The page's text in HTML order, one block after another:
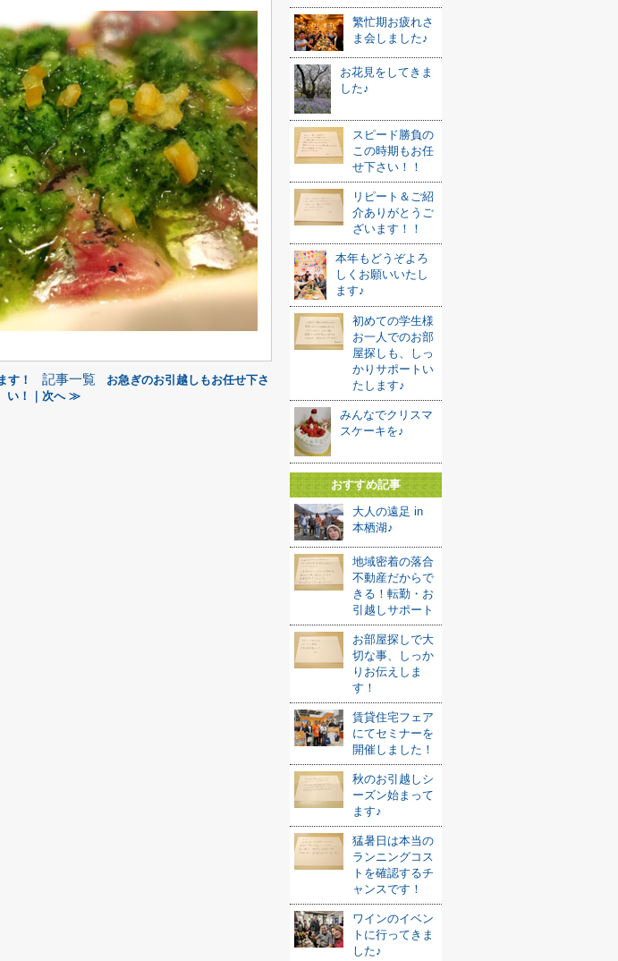
す！ 記事一覧
お急ぎのお引越しもお任せ下さ
い！｜次へ ≫
繁忙期お疲れさ
ま会しました♪
お花見をしてきま
した♪
スピード勝負の
この時期もお任
せ下さい！！
リピート＆ご紹
介ありがとうご
ざいます！！
本年もどうぞよろ
しくお願いいたし
ます♪
初めての学生様
お一人でのお部
屋探しも、しっ
かりサポートい
たします♪
みんなでクリスマ
スケーキを♪
おすすめ記事
大人の遠足 in
本栖湖♪
地域密着の落合
不動産だからで
きる！転勤・お
引越しサポート
お部屋探しで大
切な事、しっか
りお伝えしま
す！
賃貸住宅フェア
にてセミナーを
開催しました！
秋のお引越しシ
ーズン始まって
ます♪
猛暑日は本当の
ランニングコス
トを確認するチ
ャンスです！
ワインのイベン
トに行ってきま
した♪